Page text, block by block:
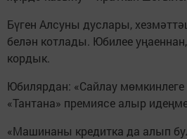
Бүген Алсуны дуслары,
белән котлады. Юбилее
кордык.
Юбилярдан: «Сайлау
«Тантана» премиясе алыр
«Машинаны кредитка да алып